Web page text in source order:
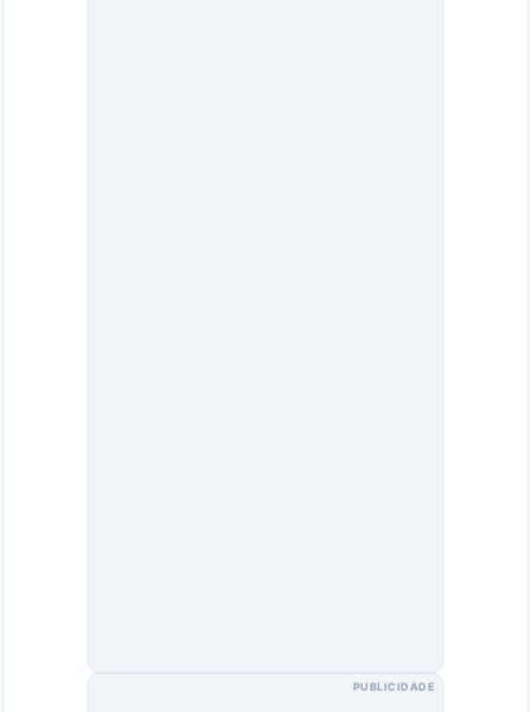
PUBLICIDADE